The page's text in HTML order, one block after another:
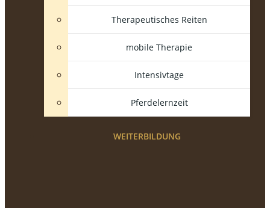
Therapeutisches Reiten
mobile Therapie
Intensivtage
Pferdelernzeit
WEITERBILDUNG